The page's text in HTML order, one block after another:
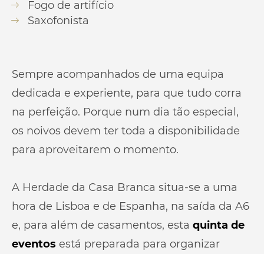
Fogo de artifício
Saxofonista
Sempre acompanhados de uma equipa
dedicada e experiente, para que tudo corra
na perfeição. Porque num dia tão especial,
os noivos devem ter toda a disponibilidade
para aproveitarem o momento.
A Herdade da Casa Branca situa-se a uma
hora de Lisboa e de Espanha, na saída da A6
e, para além de casamentos, esta quinta de
eventos está preparada para organizar